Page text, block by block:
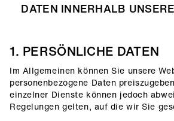
DATEN INNERHALB
1. PERSÖNLICHE DATEN
Im Allgemeinen können Sie unsere
personenbezogene Daten
einzelner Dienste können jedoch
Regelungen gelten, auf die wir Sie